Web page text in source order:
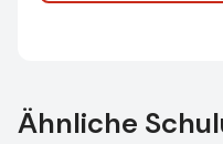
Ähnliche